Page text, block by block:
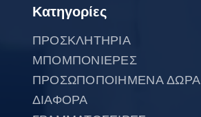
Κατηγορίες
ΠΡΟΣΚΛΗΤΗΡΙΑ
ΜΠΟΜΠΟΝΙΕΡΕΣ
ΠΡΟΣΩΠΟΠΟΙΗΜΕΝΑ ΔΩΡΑ
ΔΙΑΦΟΡΑ